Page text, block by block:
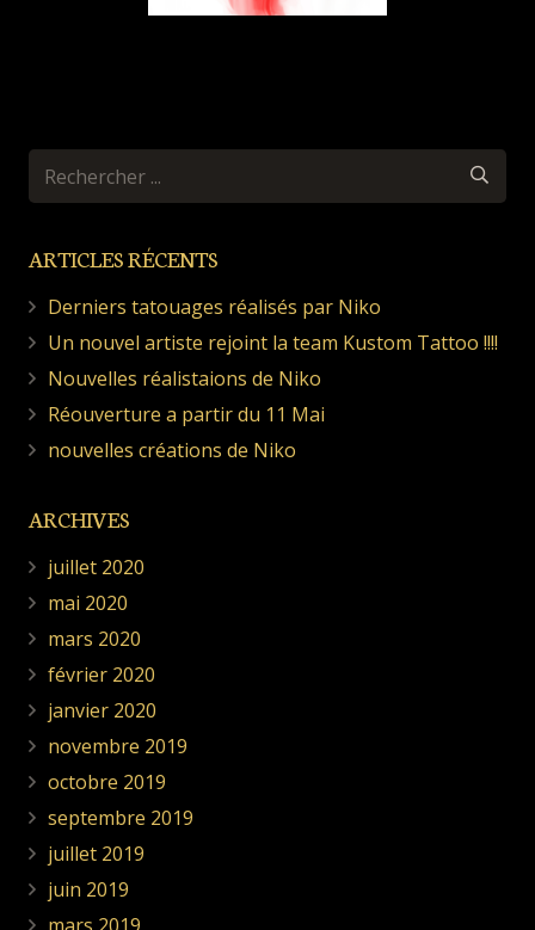
ARTICLES RÉCENTS
Derniers tatouages réalisés par Niko
Un nouvel artiste rejoint la team Kustom Tattoo !!!!
Nouvelles réalistaions de Niko
Réouverture a partir du 11 Mai
nouvelles créations de Niko
ARCHIVES
juillet 2020
mai 2020
mars 2020
février 2020
janvier 2020
novembre 2019
octobre 2019
septembre 2019
juillet 2019
juin 2019